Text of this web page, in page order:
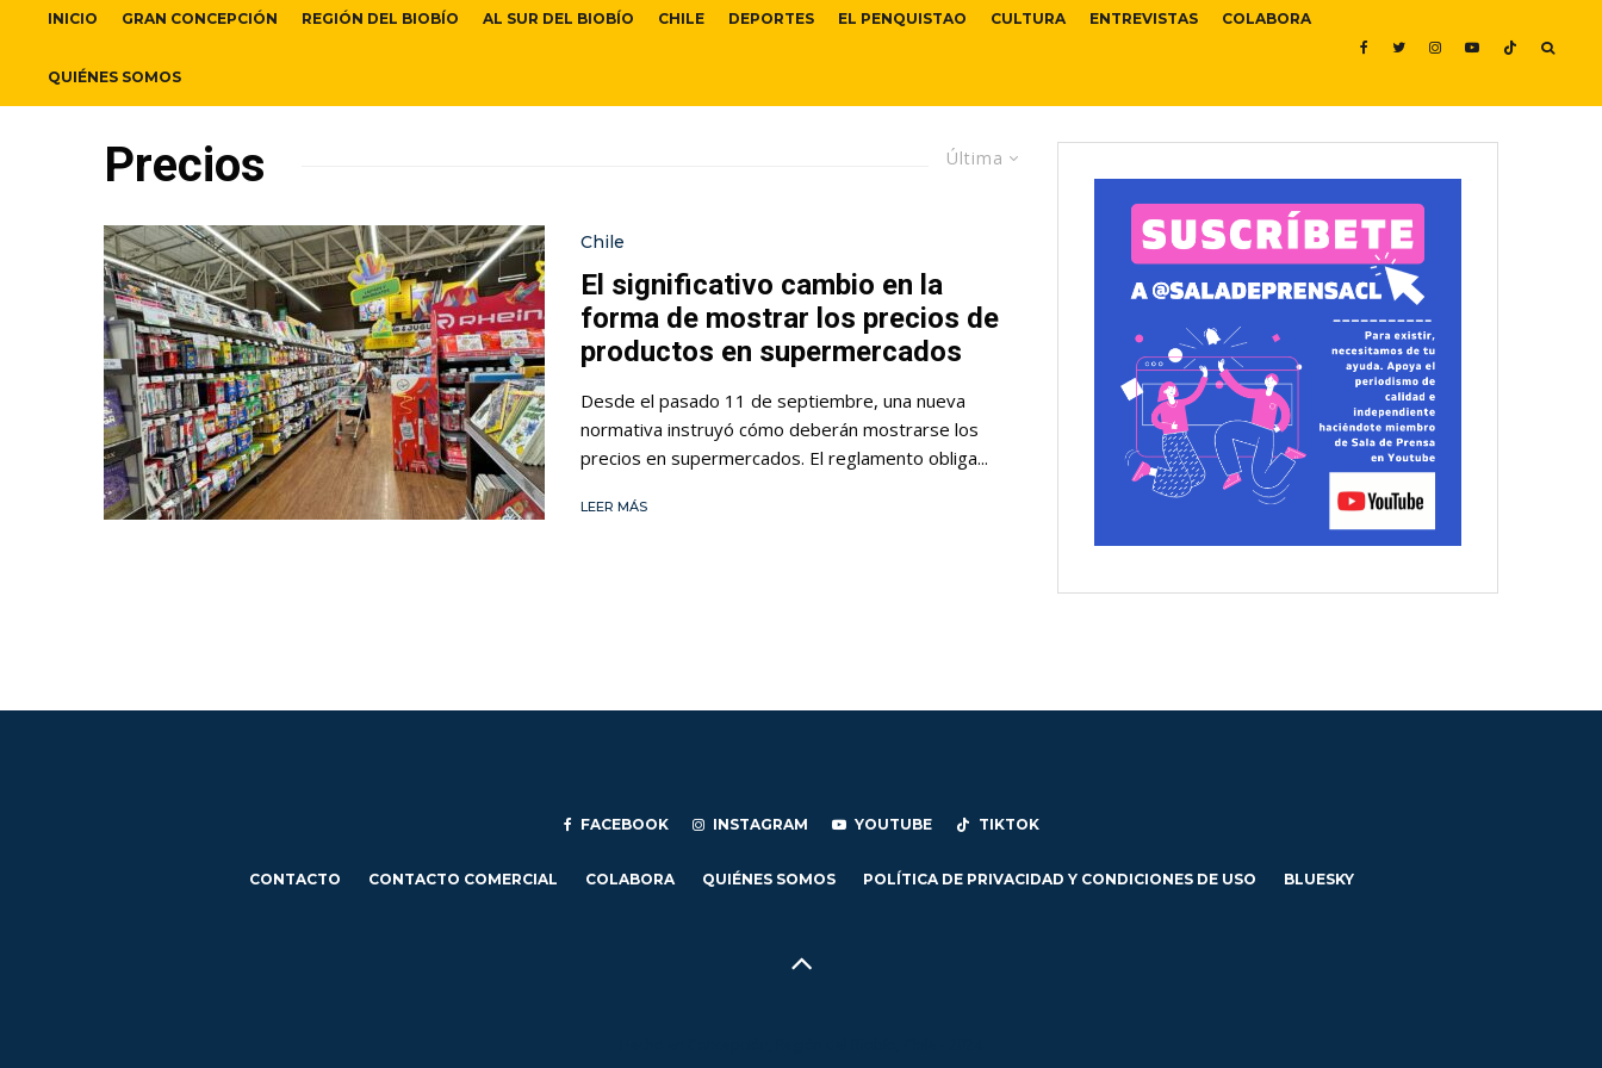
INICIO GRAN CONCEPCIÓN REGIÓN DEL BIOBÍO AL SUR DEL BIOBÍO CHILE DEPORTES EL PENQUISTAO CULTURA ENTREVISTAS COLABORA
QUIÉNES SOMOS
Última
Precios
Chile
El significativo cambio en la
forma de mostrar los precios de
productos en supermercados
Desde el pasado 11 de septiembre, una nueva
normativa instruyó cómo deberán mostrarse los
precios en supermercados. El reglamento obliga...
LEER MÁS
FACEBOOK INSTAGRAM YOUTUBE TIKTOK
CONTACTO CONTACTO COMERCIAL COLABORA QUIÉNES SOMOS POLÍTICA DE PRIVACIDAD Y CONDICIONES DE USO BLUESKY